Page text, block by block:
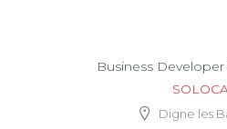
Business
Digne les